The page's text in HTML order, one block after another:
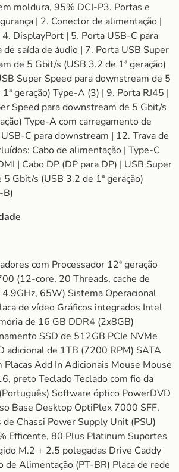
moldura, 95% DCI-P3. Portas e
| 2. Conector de alimentação |
DisplayPort | 5. Porta USB-C para
saída de áudio | 7. Porta USB Super
de 5 Gbit/s (USB 3.2 de 1ª geração)
Super Speed para downstream de 5
geração) Type-A (3) | 9. Porta RJ45 |
Speed para downstream de 5 Gbit/s
Type-A com carregamento de
C para downstream | 12. Trava de
Cabo de alimentação | Type-C
| Cabo DP (DP para DP) | USB Super
Gbit/s (USB 3.2 de 1ª geração)
B)
com Processador 12ª geração
(12-core, 20 Threads, cache de
65W) Sistema Operacional
de vídeo Gráficos integrados Intel
de 16 GB DDR4 (2x8GB)
SSD de 512GB PCIe NVMe
adicional de 1TB (7200 RPM) SATA
Placas Add In Adicionais Mouse Mouse
preto Teclado Teclado com fio da
Software óptico PowerDVD
Base Desktop OptiPlex 7000 SFF,
de Chassi Power Supply Unit (PSU)
Efficente, 80 Plus Platinum Suportes
M.2 + 2.5 polegadas Drive Caddy
de Alimentação (PT-BR) Placa de rede